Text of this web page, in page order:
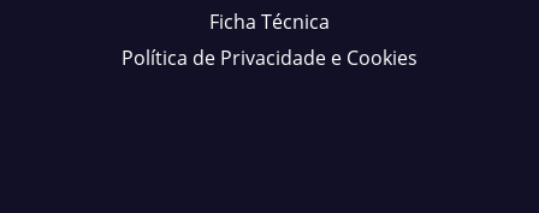
Ficha Técnica
Política de Privacidade e Cookies